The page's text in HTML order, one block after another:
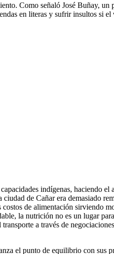
Como señaló José Buñay,
en literas y sufrir insultos
indígenas, haciendo
de Cañar era demasiado
de alimentación sirviendo
la nutrición no es un lugar
a través de
el punto de equilibrio con